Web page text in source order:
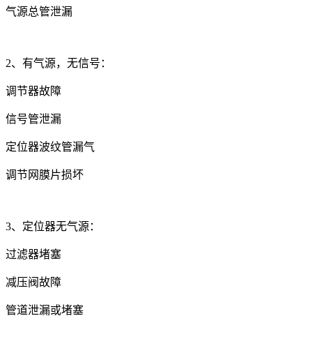
气源总管泄漏
2、有气源，无信号：
调节器故障
信号管泄漏
定位器波纹管漏气
调节网膜片损坏
3、定位器无气源：
过滤器堵塞
减压阀故障
管道泄漏或堵塞